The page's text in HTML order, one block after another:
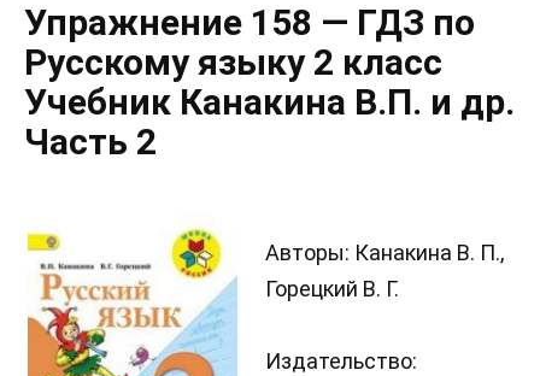
Упражнение 158 — ГДЗ по
Русскому языку 2 класс
Учебник Канакина В.П. и др.
Часть 2
Авторы: Канакина В. П.,
Горецкий В. Г.
Издательство: